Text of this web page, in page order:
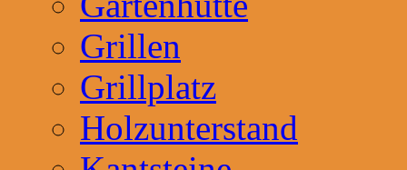
Grillen
Grillplatz
Holzunterstand